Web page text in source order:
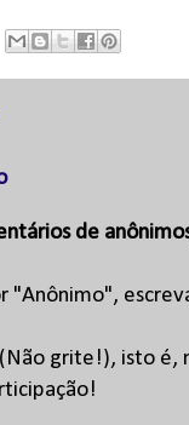
de
"Anônimo",
(Não grite!), isto